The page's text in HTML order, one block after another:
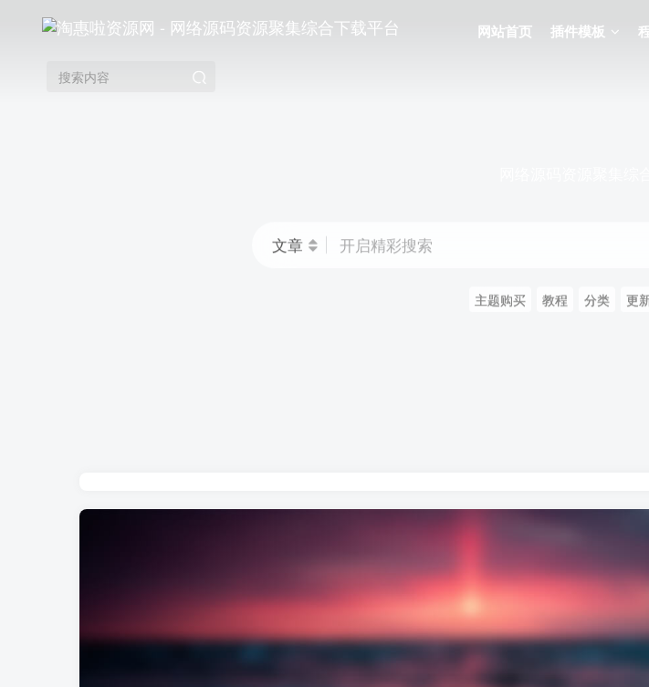
网站首页 插件模板
文章 开启精彩搜索
主题购买 教程 分类 更